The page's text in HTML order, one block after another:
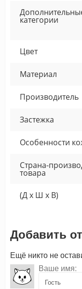
категории
Цвет
Материал
Производитель
Застежка
Особенности
Страна-
товара
(Д x Ш x В)
Добавить
Ещё никто не
Ваше имя: